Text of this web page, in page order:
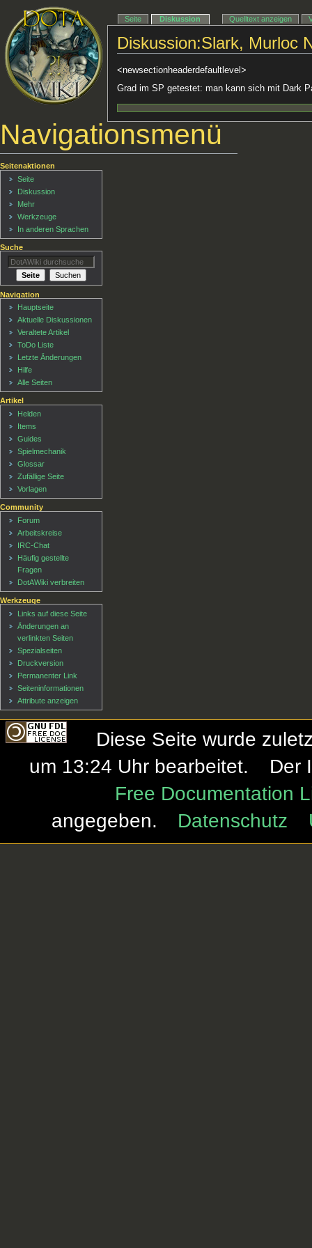
Diskussion:Slark, Murloc
<newsectionheaderdefaultlevel>
Grad im SP getestet: man kann sich mit Dark
Navigationsmenü
Seite Diskussion Quelltext anzeigen
Seitenaktionen
Seite
Diskussion
Mehr
Werkzeuge
In anderen Sprachen
Suche
Navigation
Hauptseite
Aktuelle Diskussionen
Veraltete Artikel
ToDo Liste
Letzte Änderungen
Hilfe
Alle Seiten
Artikel
Helden
Items
Guides
Spielmechanik
Glossar
Zufällige Seite
Vorlagen
Community
Forum
Arbeitskreise
IRC-Chat
Häufig gestellte
Fragen
DotAWiki verbreiten
Werkzeuge
Links auf diese Seite
Änderungen an
verlinkten Seiten
Spezialseiten
Druckversion
Permanenter Link
Seiten­informationen
Attribute anzeigen
Diese Seite wurde
um 13:24 Uhr bearbeitet.
Der
Free Documentation
angegeben.
Datenschutz